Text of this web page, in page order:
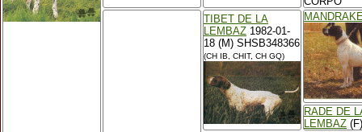
TIBET DE LA
LEMBAZ 1982-01-
18 (M) SHSB348366
(CH IB, CHIT, CH GQ)
RADE DE
LEMBAZ (F)